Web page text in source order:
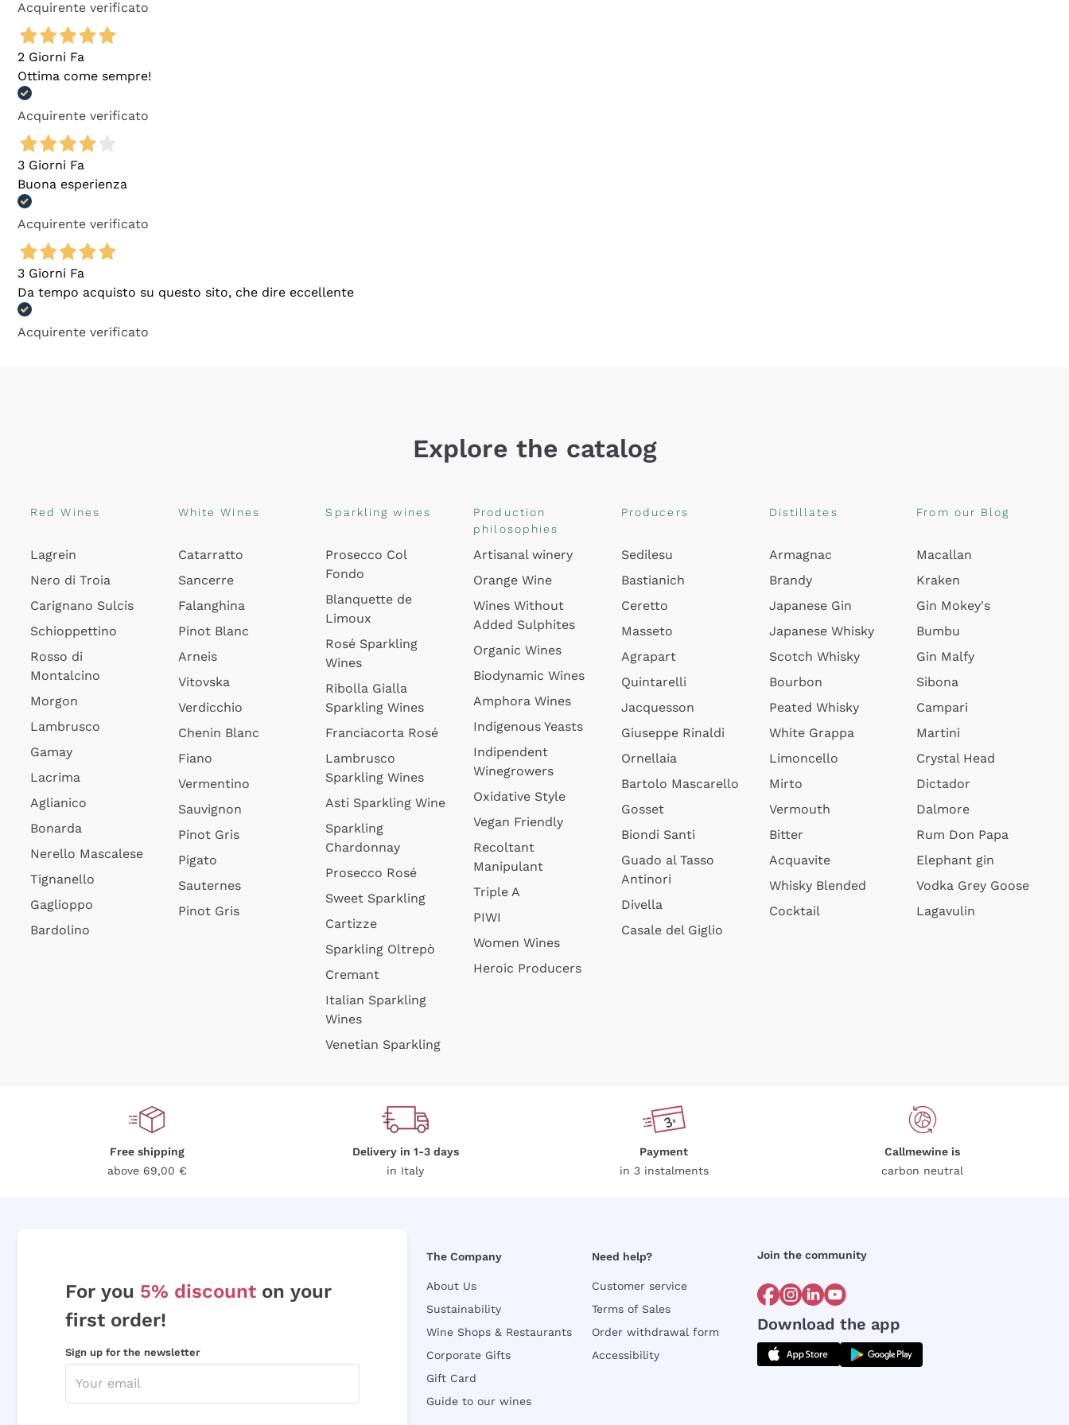
Acquirente verificato
2 Giorni Fa
Ottima come sempre!
Acquirente verificato
3 Giorni Fa
Buona esperienza
Acquirente verificato
3 Giorni Fa
Da tempo acquisto su questo sito, che dire eccellente
Acquirente verificato
Explore the catalog
Red Wines
Lagrein
Nero di Troia
Carignano Sulcis
Schioppettino
Rosso di
Montalcino
Morgon
Lambrusco
Gamay
Lacrima
Aglianico
Bonarda
Nerello Mascalese
Tignanello
Gaglioppo
Bardolino
White Wines
Catarratto
Sancerre
Falanghina
Pinot Blanc
Arneis
Vitovska
Verdicchio
Chenin Blanc
Fiano
Vermentino
Sauvignon
Pinot Gris
Pigato
Sauternes
Pinot Gris
Sparkling wines
Prosecco Col
Fondo
Blanquette de
Limoux
Rosé Sparkling
Wines
Ribolla Gialla
Sparkling Wines
Franciacorta Rosé
Lambrusco
Sparkling Wines
Asti Sparkling Wine
Sparkling
Chardonnay
Prosecco Rosé
Sweet Sparkling
Cartizze
Sparkling Oltrepò
Cremant
Italian Sparkling
Wines
Venetian Sparkling
Production
philosophies
Artisanal winery
Orange Wine
Wines Without
Added Sulphites
Organic Wines
Biodynamic Wines
Amphora Wines
Indigenous Yeasts
Indipendent
Winegrowers
Oxidative Style
Vegan Friendly
Recoltant
Manipulant
Triple A
PIWI
Women Wines
Heroic Producers
Producers
Sedilesu
Bastianich
Ceretto
Masseto
Agrapart
Quintarelli
Jacquesson
Giuseppe Rinaldi
Ornellaia
Bartolo Mascarello
Gosset
Biondi Santi
Guado al Tasso
Antinori
Divella
Casale del Giglio
Distillates
Armagnac
Brandy
Japanese Gin
Japanese Whisky
Scotch Whisky
Bourbon
Peated Whisky
White Grappa
Limoncello
Mirto
Vermouth
Bitter
Acquavite
Whisky Blended
Cocktail
From our Blog
Macallan
Kraken
Gin Mokey's
Bumbu
Gin Malfy
Sibona
Campari
Martini
Crystal Head
Dictador
Dalmore
Rum Don Papa
Elephant gin
Vodka Grey Goose
Lagavulin
Free shipping
above 69,00 €
Delivery in 1-3 days
in Italy
Payment
in 3 instalments
Callmewine is
carbon neutral
For you 5% discount on your
first order!
Sign up for the newsletter
The Company
About Us
Sustainability
Wine Shops & Restaurants
Corporate Gifts
Gift Card
Guide to our wines
Need help?
Customer service
Terms of Sales
Order withdrawal form
Accessibility
Join the community
Download the app